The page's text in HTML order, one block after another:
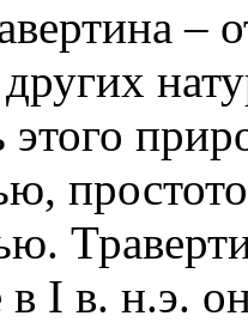
–
I в. н.э.